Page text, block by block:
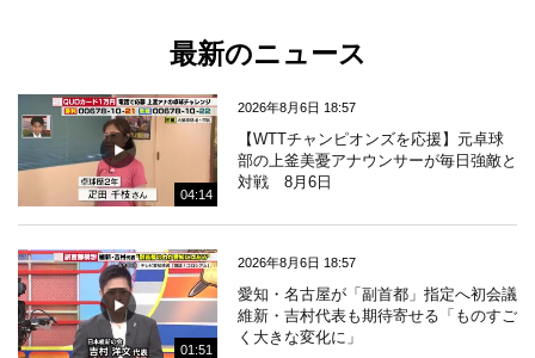
最新のニュース
04:14
2026年8月6日 18:57
【WTTチャンピオンズを応援】元卓球
部の上釜美憂アナウンサーが毎日強敵と
対戦 8月6日
01:51
2026年8月6日 18:57
愛知・名古屋が「副首都」指定へ初会議
維新・吉村代表も期待寄せる「ものすご
く大きな変化に」